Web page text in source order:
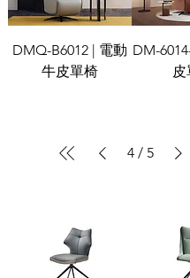
DMQ-B6012 | 電動
牛皮單椅
DM-
皮
4 / 5